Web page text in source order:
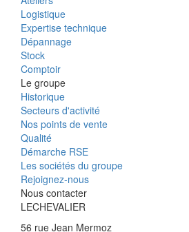
Logistique
Expertise technique
Dépannage
Stock
Comptoir
Le groupe
Historique
Secteurs d'activité
Nos points de vente
Qualité
Démarche RSE
Les sociétés du groupe
Rejoignez-nous
Nous contacter
LECHEVALIER
56 rue Jean Mermoz